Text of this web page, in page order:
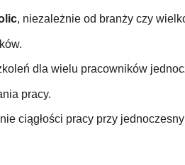
, niezależnie od branży czy
dla wielu pracowników
pracy.
ciągłości pracy przy